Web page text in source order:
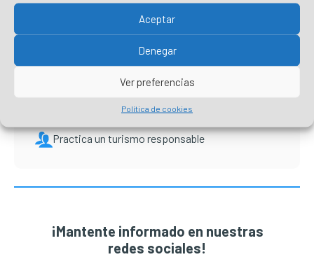
Aceptar
Denegar
Ver preferencias
Política de cookies
Prepara tu visita
Respeta el entorno y no dejes rastro
Respeta las recomendaciones y normas
Consume local y ayuda a los negocios de
Practica un turismo responsable
¡Mantente informado en nuestras
redes sociales!